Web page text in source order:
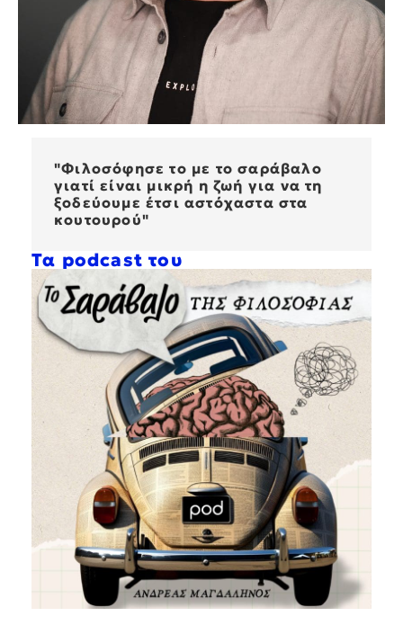
"Φιλοσόφησε το με το σαράβαλο
γιατί είναι μικρή η ζωή για να τη
ξοδεύουμε έτσι αστόχαστα στα
κουτουρού"
Τα podcast του